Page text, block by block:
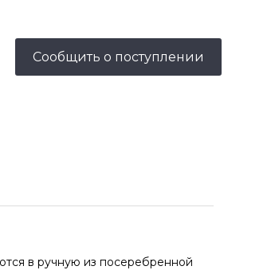
Сообщить о поступлении
в ручную из посеребренной